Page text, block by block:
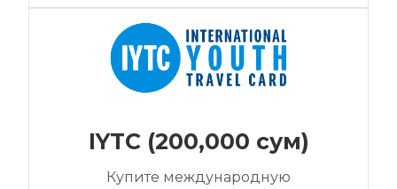
IYTC (200,000 сум)
Купите международную